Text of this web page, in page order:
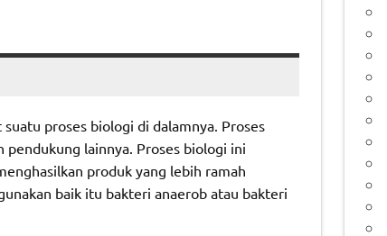
proses biologi di dalamnya. Proses
lainnya. Proses biologi ini
produk yang lebih ramah
baik itu bakteri anaerob atau bakteri